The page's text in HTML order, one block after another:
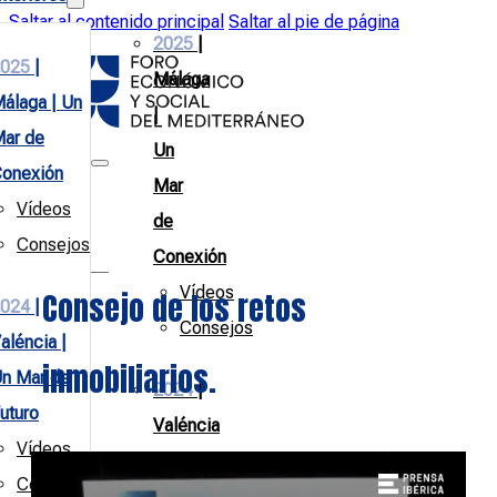
Saltar al contenido principal Saltar al pie de página
| Un
de
Vídeos
Consejos
|
|
Mar de
Vídeos
Consejos
2025
Málaga
|
Un
Mar
de
Conexión
Vídeos
Consejos
2024|
Valéncia
Consejo de los retos
inmobiliarios.